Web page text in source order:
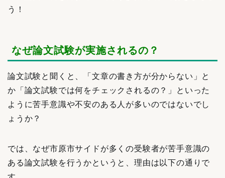
う！
なぜ論文試験が実施されるの？
論文試験と聞くと、「文章の書き方が分からない」と
か「論文試験では何をチェックされるの？」といった
ように苦手意識や不安のある人が多いのではないでし
ょうか？
では、なぜ市原市サイドが多くの受験者が苦手意識の
ある論文試験を行うかというと、理由は以下の通りで